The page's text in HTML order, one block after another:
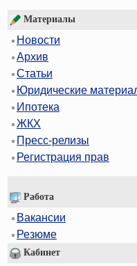
Материалы
Новости
Архив
Статьи
Юридические
Ипотека
ЖКХ
Пресс-релизы
Регистрация прав
Работа
Вакансии
Резюме
Кабинет